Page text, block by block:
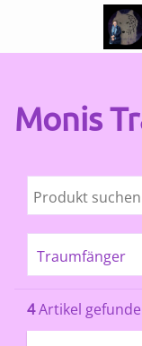
Monis
4Artikel